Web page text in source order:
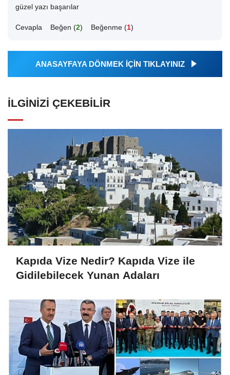
güzel yazı başarılar
Cevapla Beğen (2) Beğenme (1)
ANASAYFAYA DÖNMEK İÇİN TIKLAYINIZ
İLGINIZI ÇEKEBILIR
Kapıda Vize Nedir? Kapıda Vize ile
Gidilebilecek Yunan Adaları